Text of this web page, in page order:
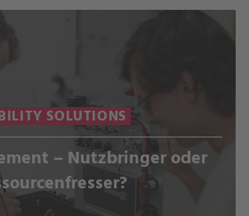
SOLUTIONS
– Nutzbringer oder